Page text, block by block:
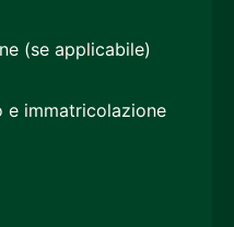
(se applicabile)
immatricolazione